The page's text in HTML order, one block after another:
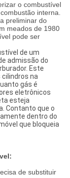
o combustível
interna.
preliminar do
meados de 1980
pode ser
de um
admissão do
Este
na
gás é
eletrônicos
esteja
Contanto que o
dentro do
que bloqueia
de substituir